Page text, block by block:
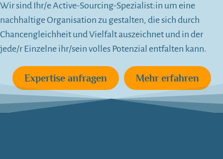
Wir sind Ihr/e Active-Sourcing-Spezialist:in um eine
nachhaltige Organisation zu gestalten, die sich durch
Chancengleichheit und Vielfalt auszeichnet und in der
jede/r Einzelne ihr/sein volles Potenzial entfalten kann.
Expertise anfragen Mehr erfahren